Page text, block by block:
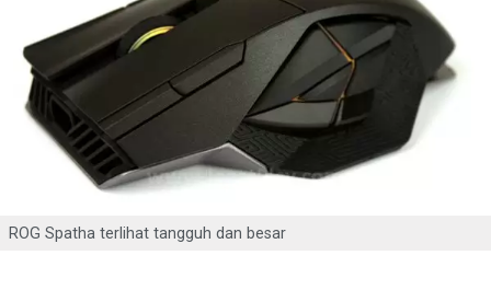
ROG Spatha terlihat tangguh dan besar